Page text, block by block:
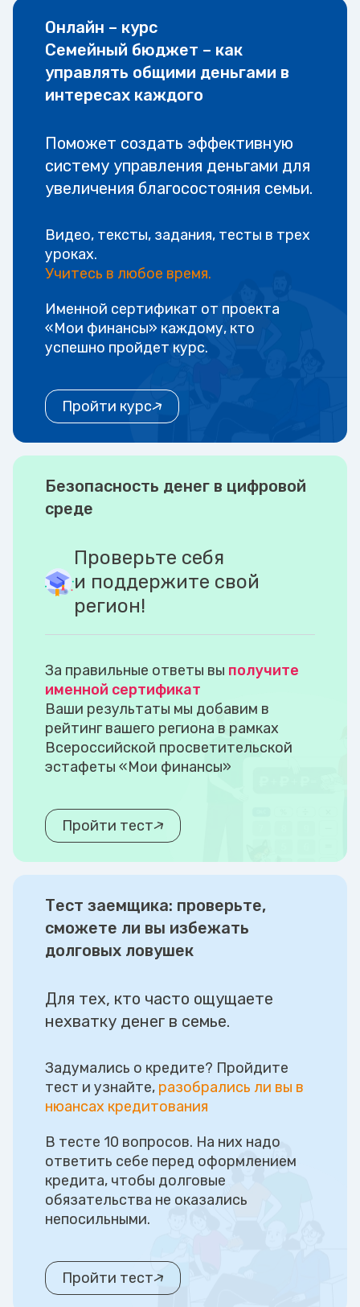
Онлайн – курс
Семейный бюджет – как
управлять общими деньгами в
интересах каждого
Поможет создать эффективную
систему управления деньгами для
увеличения благосостояния семьи.
Видео, тексты, задания, тесты в трех
уроках.
Учитесь в любое время.
Именной сертификат от проекта
«Мои финансы» каждому, кто
успешно пройдет курс.
Пройти курс
Безопасность денег в цифровой
среде
Проверьте себя
и поддержите свой
регион!
За правильные ответы вы получите
именной сертификат
Ваши результаты мы добавим в
рейтинг вашего региона в рамках
Всероссийской просветительской
эстафеты «Мои финансы»
Пройти тест
Тест заемщика: проверьте,
сможете ли вы избежать
долговых ловушек
Для тех, кто часто ощущаете
нехватку денег в семье.
Задумались о кредите? Пройдите
тест и узнайте, разобрались ли вы в
нюансах кредитования
В тесте 10 вопросов. На них надо
ответить себе перед оформлением
кредита, чтобы долговые
обязательства не оказались
непосильными.
Пройти тест